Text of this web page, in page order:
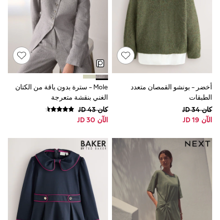
All Children's Bedroom
BOYS
New In
0-2 Years
3-5 years
6-8 years
All Clothing
Loungewear
Multipacks
Nightwear & Pyjamas
Occasionwear
Trousers & Chinos
Polo Shirts
Schoolwear
Sets & Outfits
Shirts
أخضر - بونشو القمصان متعدد
الطبقات
كان JD 34
الآن JD 19
Mole - سترة بدون ياقة من الكتان
الغني بنقشة متعرجة
كان JD 43
الآن JD 30